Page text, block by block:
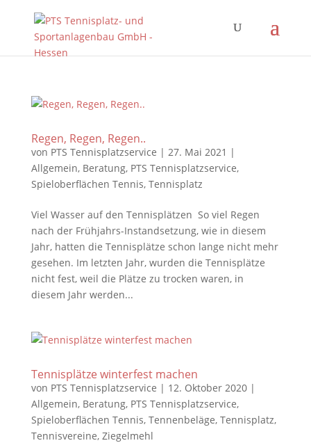
Regen, Regen, Regen..
von PTS Tennisplatzservice | 27. Mai 2021 |
Allgemein, Beratung, PTS Tennisplatzservice,
Spieloberflächen Tennis, Tennisplatz
Viel Wasser auf den Tennisplätzen So viel Regen
nach der Frühjahrs-Instandsetzung, wie in diesem
Jahr, hatten die Tennisplätze schon lange nicht mehr
gesehen. Im letzten Jahr, wurden die Tennisplätze
nicht fest, weil die Plätze zu trocken waren, in
diesem Jahr werden...
Tennisplätze winterfest machen
von PTS Tennisplatzservice | 12. Oktober 2020|
Allgemein, Beratung, PTS Tennisplatzservice,
Spieloberflächen Tennis, Tennenbeläge, Tennisplatz,
Tennisvereine, Ziegelmehl